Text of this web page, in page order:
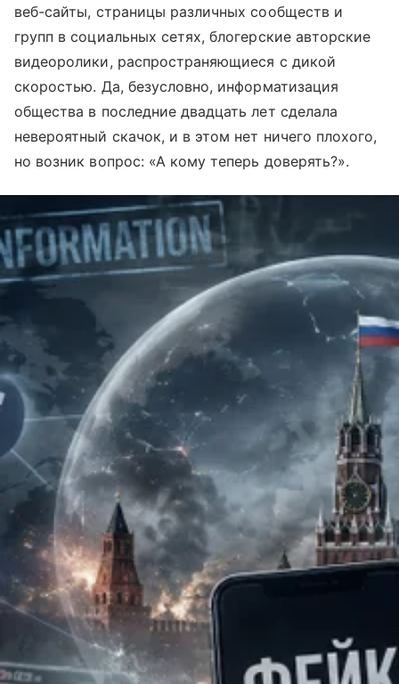
веб-сайты, страницы различных сообществ и
групп в социальных сетях, блогерские авторские
видеоролики, распространяющиеся с дикой
скоростью. Да, безусловно, информатизация
общества в последние двадцать лет сделала
невероятный скачок, и в этом нет ничего плохого,
но возник вопрос: «А кому теперь доверять?».